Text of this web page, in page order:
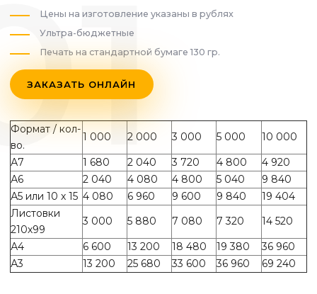
Цены на изготовление указаны в рублях
Ультра-бюджетные
Печать на стандартной бумаге 130 гр.
ЗАКАЗАТЬ ОНЛАЙН
Формат / кол-
во.
1 000 2 000 3 000 5 000
10 000
А7
1 680 2 040 3 720 4 800
4 920
А6
2 040 4 080 4 800 5 040
9 840
А5 или 10 х 15 4 080 6 960 9 600 9 840
19 404
Листовки
210х99
3 000 5 880 7 080 7 320
14 520
А4
6 600 13 200 18 480 19 380
36 960
А3
13 200 25 680 33 600 36 960 69 240